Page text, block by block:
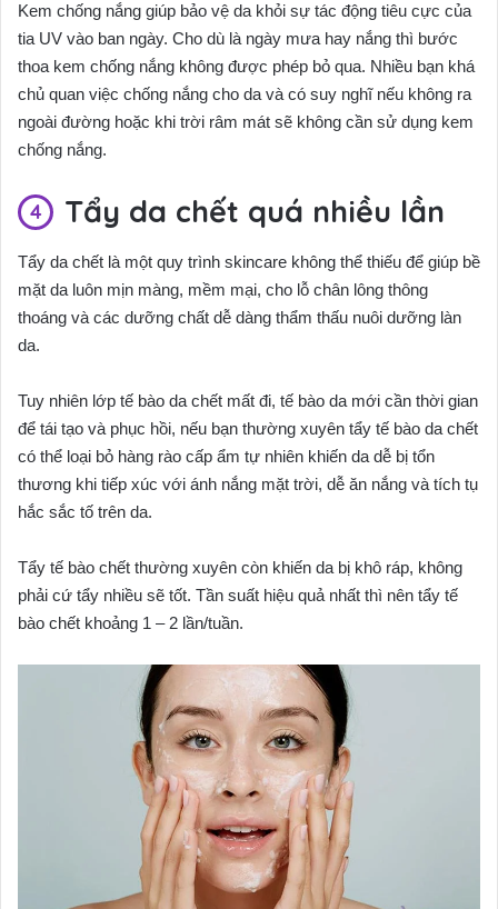
Kem chống nắng giúp bảo vệ da khỏi sự tác động tiêu cực của
tia UV vào ban ngày. Cho dù là ngày mưa hay nắng thì bước
thoa kem chống nắng không được phép bỏ qua. Nhiều bạn khá
chủ quan việc chống nắng cho da và có suy nghĩ nếu không ra
ngoài đường hoặc khi trời râm mát sẽ không cần sử dụng kem
chống nắng.
Tẩy da chết quá nhiều lần
Tẩy da chết là một quy trình skincare không thể thiếu để giúp bề
mặt da luôn mịn màng, mềm mại, cho lỗ chân lông thông
thoáng và các dưỡng chất dễ dàng thẩm thấu nuôi dưỡng làn
da.
Tuy nhiên lớp tế bào da chết mất đi, tế bào da mới cần thời gian
để tái tạo và phục hồi, nếu bạn thường xuyên tẩy tế bào da chết
có thể loại bỏ hàng rào cấp ẩm tự nhiên khiến da dễ bị tổn
thương khi tiếp xúc với ánh nắng mặt trời, dễ ăn nắng và tích tụ
hắc sắc tố trên da.
Tẩy tế bào chết thường xuyên còn khiến da bị khô ráp, không
phải cứ tẩy nhiều sẽ tốt. Tần suất hiệu quả nhất thì nên tẩy tế
bào chết khoảng 1 – 2 lần/tuần.